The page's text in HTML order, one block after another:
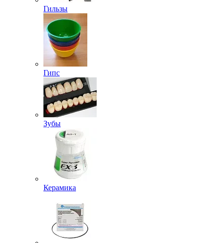
Гильзы
Гипс
Зубы
Керамика